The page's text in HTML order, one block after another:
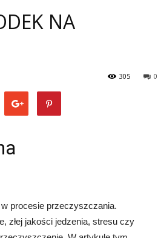
NA
0
305
procesie przeczyszczania.
złej jakości jedzenia, stresu czy